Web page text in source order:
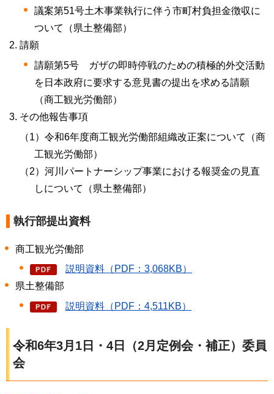
議案第51号土木事業執行に伴う市町村負担金徴収に
ついて（県土整備部）
請願
請願第5号
ガザの即時停戦のための積極的外交活動
を日本政府に要求する意見書の提出を求める請願
（商工観光労働部）
その他報告事項
（1）令和6年度商工観光労働部組織改正案について（商
工観光労働部）
（2）河川パートナーシップ事業における報奨金の見直
しについて（県土整備部）
執行部提出資料
商工観光労働部
説明資料（PDF：3,068KB）
県土整備部
説明資料（PDF：4,511KB）
令和6年3月1日・4日（2月定例会・補正）委員
会